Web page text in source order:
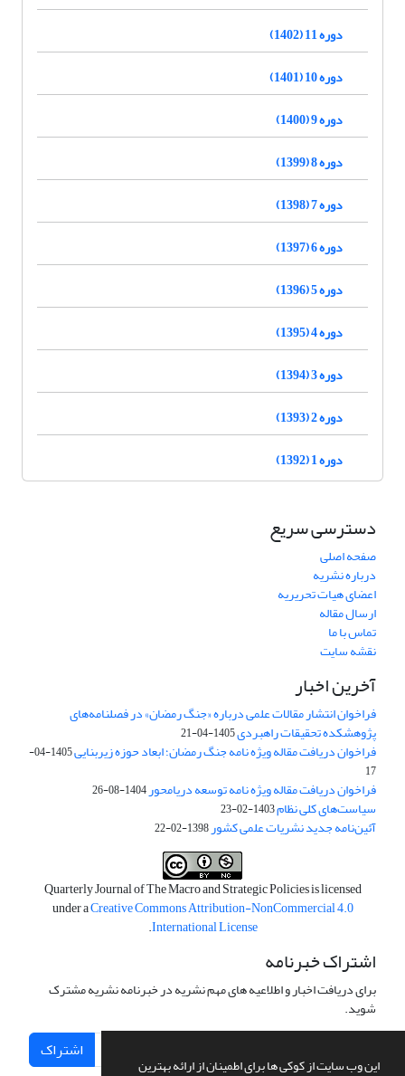
این وب سایت از کوکی ها برای اطمینان از ارائه بهترین
دوره 11 (1402)
دوره 10 (1401)
دوره 9 (1400)
دوره 8 (1399)
دوره 7 (1398)
دوره 6 (1397)
دوره 5 (1396)
دوره 4 (1395)
دوره 3 (1394)
دوره 2 (1393)
دوره 1 (1392)
دسترسی سریع
صفحه اصلی
درباره نشریه
اعضای هیات تحریریه
ارسال مقاله
تماس با ما
نقشه سایت
آخرین اخبار
فراخوان انتشار مقالات علمی درباره «جنگ رمضان» در فصلنامه‌های
پژوهشکده تحقیقات راهبردی1405-04-21
فراخوان دریافت مقاله ویژه نامه جنگ رمضان؛ ابعاد حوزه زیربنایی
1405-04-
17
فراخوان دریافت مقاله ویژه نامه توسعه دریامحور1404-08-26
سیاست‌های کلی نظام1403-02-23
آئین‌نامه جدید نشریات علمی کشور1398-02-22
Quarterly Journal of The Macro and Strategic Policies is licensed
under aCreative Commons Attribution-NonCommercial 4.0
International License
.
اشتراک خبرنامه
برای دریافت اخبار و اطلاعیه های مهم نشریه در خبرنامه نشریه مشترک
شوید.
اشتراک